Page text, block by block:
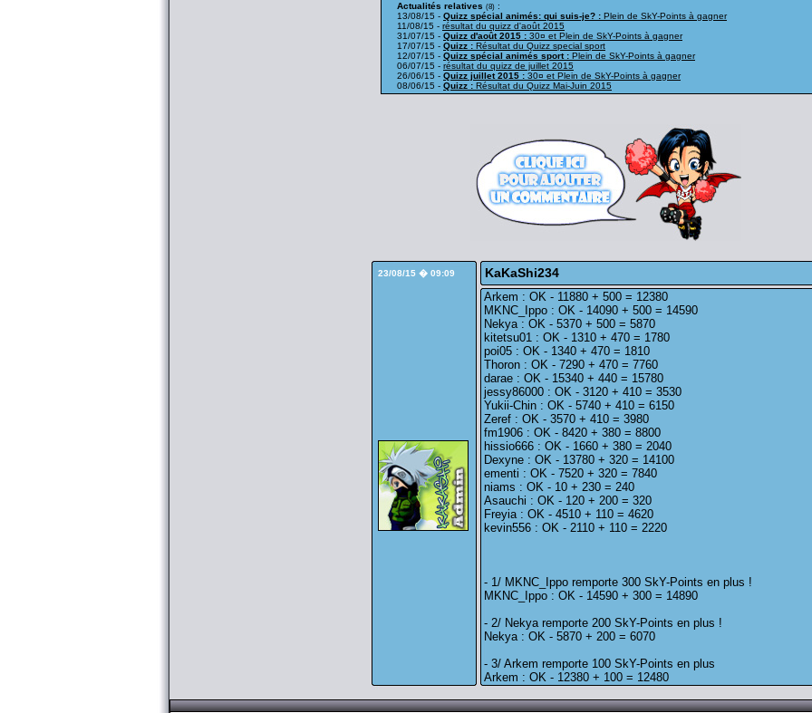
Actualités relatives (8) :
13/08/15 - Quizz spécial animés: qui suis-je? : Plein de SkY-Points à gagner
11/08/15 - résultat du quizz d'août 2015
31/07/15 - Quizz d'août 2015 : 30¤ et Plein de SkY-Points à gagner
17/07/15 - Quizz : Résultat du Quizz special sport
12/07/15 - Quizz spécial animés sport : Plein de SkY-Points à gagner
06/07/15 - résultat du quizz de juillet 2015
26/06/15 - Quizz juillet 2015 : 30¤ et Plein de SkY-Points à gagner
08/06/15 - Quizz : Résultat du Quizz Mai-Juin 2015
23/08/15 � 09:09 KaKaShi234
Arkem : OK - 11880 + 500 = 12380
MKNC_Ippo : OK - 14090 + 500 = 14590
Nekya : OK - 5370 + 500 = 5870
kitetsu01 : OK - 1310 + 470 = 1780
poi05 : OK - 1340 + 470 = 1810
Thoron : OK - 7290 + 470 = 7760
darae : OK - 15340 + 440 = 15780
jessy86000 : OK - 3120 + 410 = 3530
Yukii-Chin : OK - 5740 + 410 = 6150
Zeref : OK - 3570 + 410 = 3980
fm1906 : OK - 8420 + 380 = 8800
hissio666 : OK - 1660 + 380 = 2040
Dexyne : OK - 13780 + 320 = 14100
ementi : OK - 7520 + 320 = 7840
niams : OK - 10 + 230 = 240
Asauchi : OK - 120 + 200 = 320
Freyia : OK - 4510 + 110 = 4620
kevin556 : OK - 2110 + 110 = 2220
- 1/ MKNC_Ippo remporte 300 SkY-Points en plus !
MKNC_Ippo : OK - 14590 + 300 = 14890
- 2/ Nekya remporte 200 SkY-Points en plus !
Nekya : OK - 5870 + 200 = 6070
- 3/ Arkem remporte 100 SkY-Points en plus
Arkem : OK - 12380 + 100 = 12480